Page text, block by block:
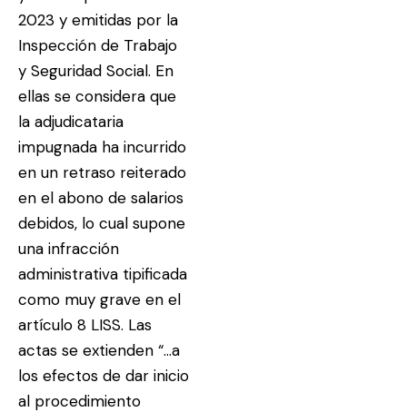
2023 y emitidas por la
Inspección de Trabajo
y Seguridad Social. En
ellas se considera que
la adjudicataria
impugnada ha incurrido
en un retraso reiterado
en el abono de salarios
debidos, lo cual supone
una infracción
administrativa tipificada
como muy grave en el
artículo 8 LISS. Las
actas se extienden “…a
los efectos de dar inicio
al procedimiento